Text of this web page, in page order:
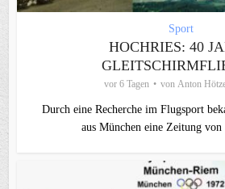
Sport
HOCHRIES: 40
vor 6 Tagen von Anton
Durch eine Recherche im Flugsport
aus München eine Zeitung von